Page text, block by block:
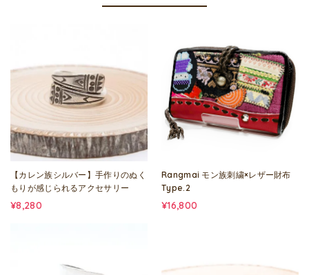
【カレン族シルバー】手作りのぬく
もりが感じられるアクセサリー
¥8,280
Rangmai モン族刺繍×レザー財布
Type.2
¥16,800